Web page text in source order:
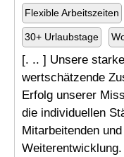
Flexible Arbeitszeiten
30+ Urlaubstage
[. .. ] Unsere
wertschätzende
Erfolg unserer
die individuellen
Mitarbeitenden